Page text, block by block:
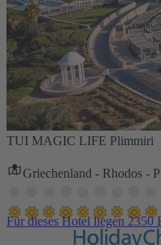
TUI MAGIC LIFE Plimmiri
Griechenland - Rhodos -
Für dieses Hotel liegen 2350